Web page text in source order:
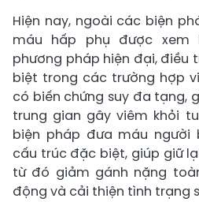
Hiện nay, ngoài các biện
máu hấp phụ được xem
phương pháp hiện đại, điều
biệt trong các trường hợp
có biến chứng suy đa tạng,
trung gian gây viêm khỏi
biện pháp đưa máu người
cấu trúc đặc biệt, giúp giữ
từ đó giảm gánh nặng
động và cải thiện tình trạng